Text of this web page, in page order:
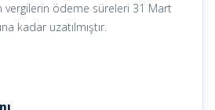
vergilerin ödeme süreleri 31 Mart
kadar uzatılmıştır.